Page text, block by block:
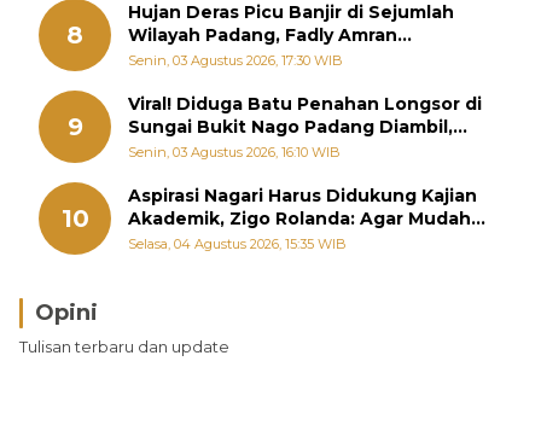
8
Hujan Deras Picu Banjir di Sejumlah
Wilayah Padang, Fadly Amran
Perintahkan OPD Siaga
Senin, 03 Agustus 2026, 17:30 WIB
9
Viral! Diduga Batu Penahan Longsor di
Sungai Bukit Nago Padang Diambil,
Warga Khawatir Bencana Terulang
Senin, 03 Agustus 2026, 16:10 WIB
10
Aspirasi Nagari Harus Didukung Kajian
Akademik, Zigo Rolanda: Agar Mudah
Diperjuangkan di Kementerian
Selasa, 04 Agustus 2026, 15:35 WIB
Opini
Tulisan terbaru dan update